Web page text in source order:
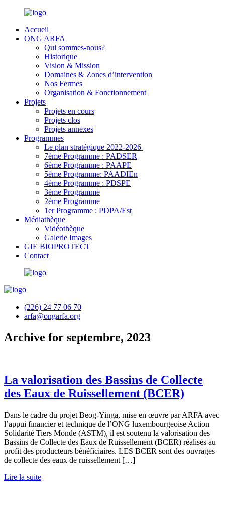
Accueil
ONG ARFA
Qui sommes-nous?
Historique
Vision & Mission
Domaines & Zones d’intervention
Nos Fermes
Organisation & Fonctionnement
Projets
Projets en cours
Projets clos
Projets annexes
Programmes
Le plan stratégique 2022-2026
7ème Programme : PADSER
6ème Programme : PAAPE
5ème Programme: PAADIEn
4ème Programme : PDSPE
3ème Programme
2ème Programme
1er Programme : PDPA/Est
Médiathèque
Vidéothèque
Galerie Images
GIE BIOPROTECT
Contact
(226) 24 77 06 70
arfa@ongarfa.org
Archive for septembre, 2023
La valorisation des Bassins de Collecte
des Eaux de Ruissellement (BCER)
Dans le cadre du projet Beog-Yinga, mise en œuvre par ARFA avec
l’appui financier et technique de l’ONG luxembourgeoise Action
Solidarité Tiers Monde (ASTM), il est soutenu la valorisation des
Bassins de Collecte des Eaux de Ruissellement (BCER) réalisés au
profit des producteurs bénéficiaires. LES BCER sont des ouvrages
de collecte des eaux de ruissellement […]
Lire la suite